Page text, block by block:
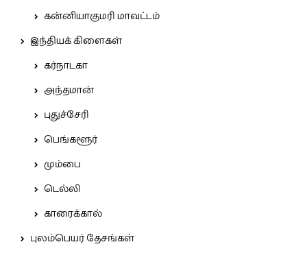
கன்னியாகுமரி மாவட்டம்
இந்தியக் கிளைகள்
கர்நாடகா
அந்தமான்
புதுச்சேரி
பெங்களூர்
மும்பை
டெல்லி
காரைக்கால்
புலம்பெயர் தேசங்கள்